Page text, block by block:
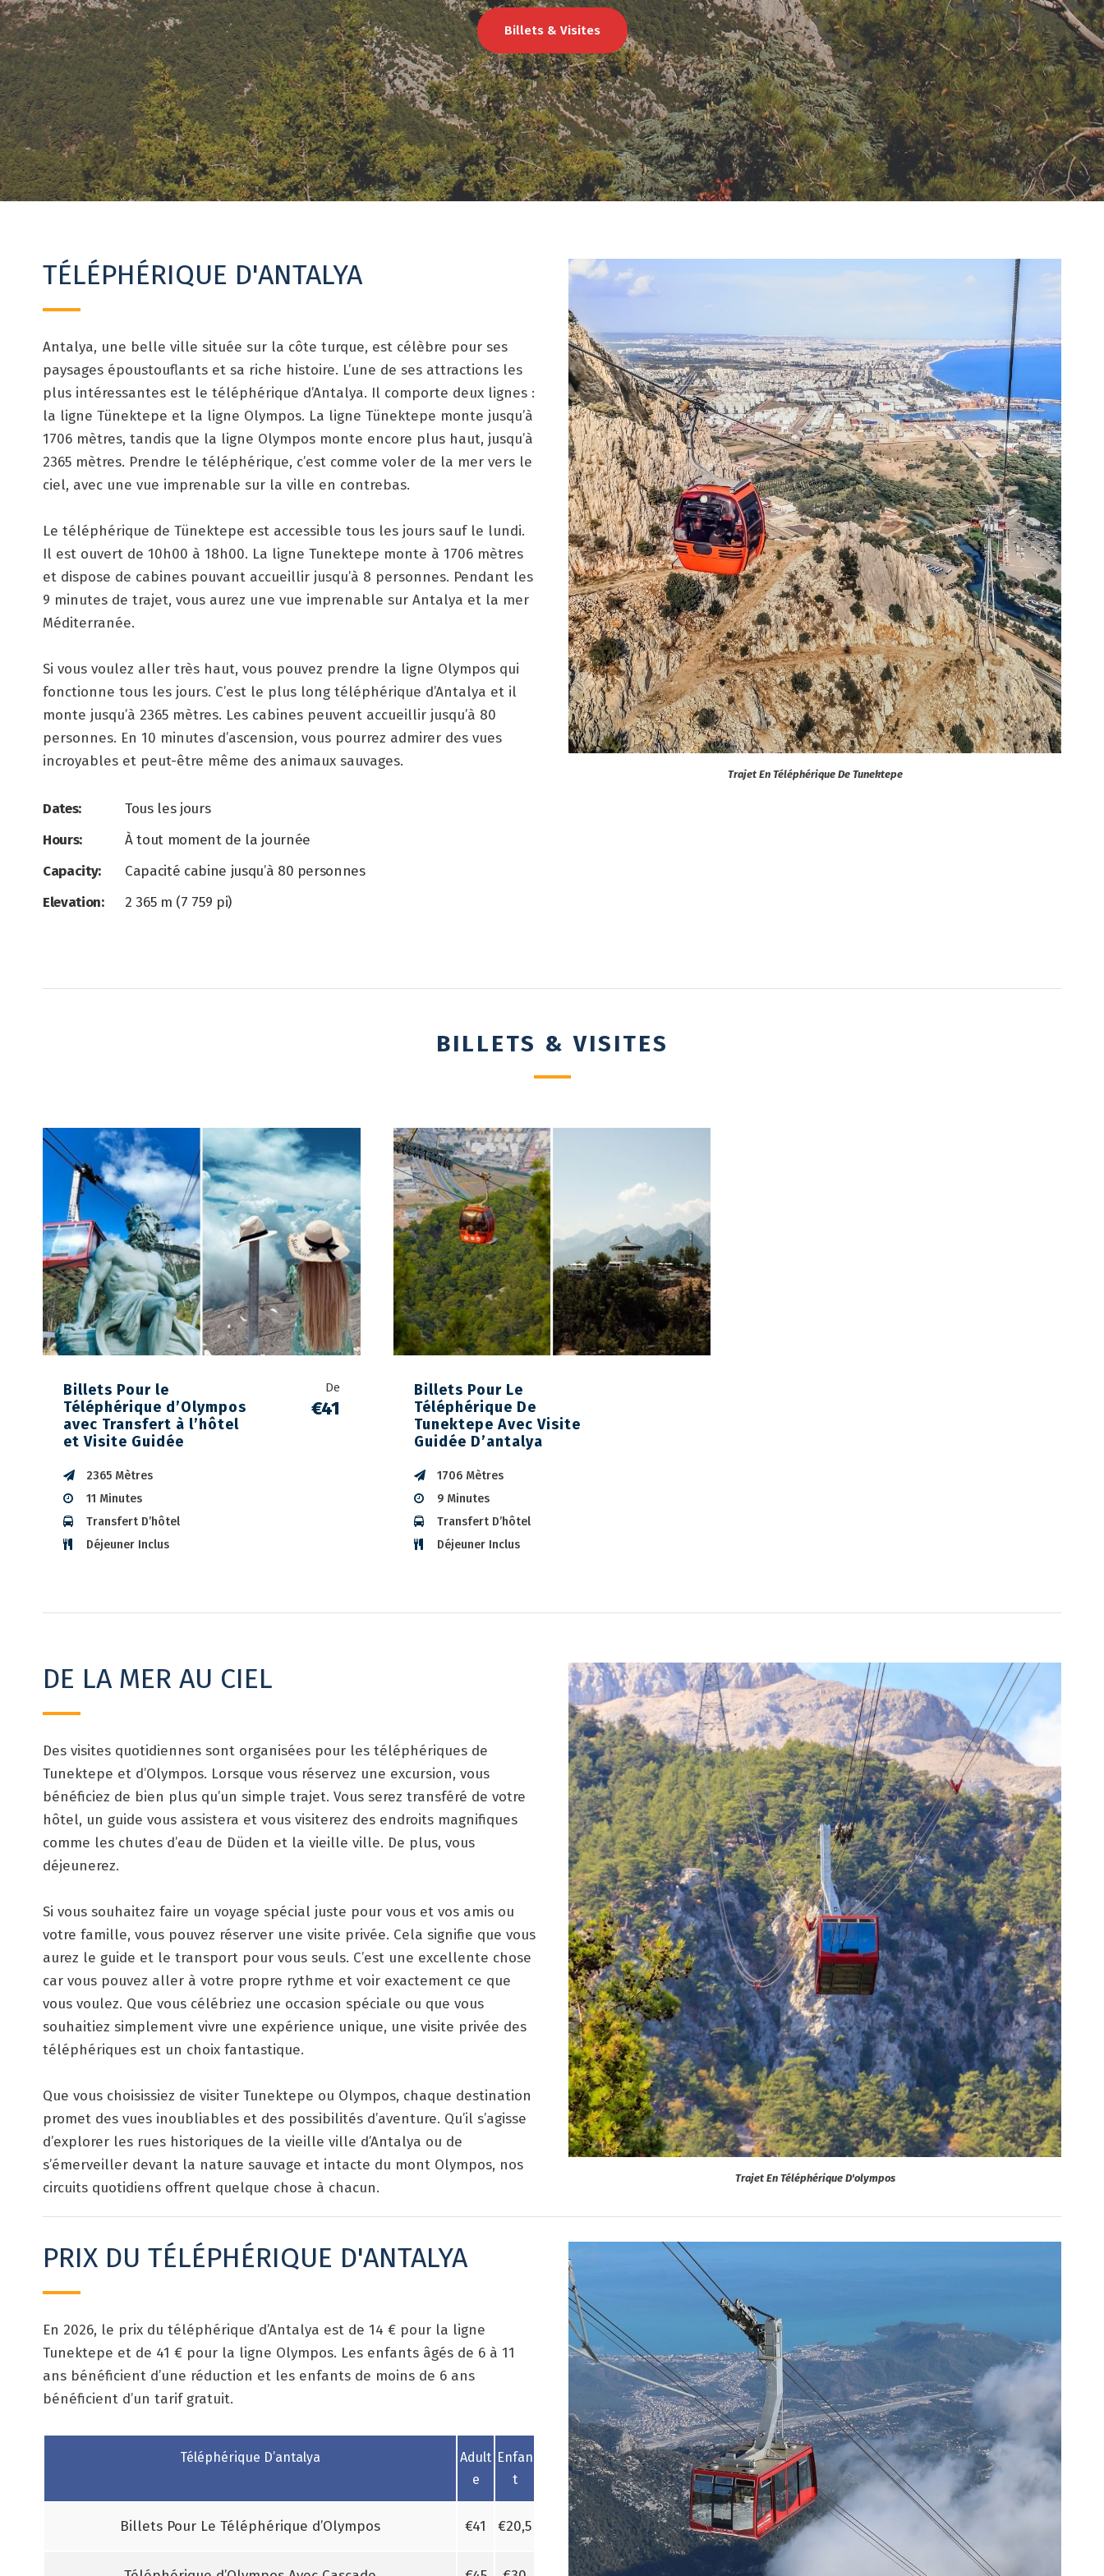
Billets & Visites
TÉLÉPHÉRIQUE D'ANTALYA
Antalya, une belle ville située sur la côte turque, est célèbre pour ses
paysages époustouflants et sa riche histoire. L’une de ses attractions les
plus intéressantes est le téléphérique d’Antalya. Il comporte deux lignes :
la ligne Tünektepe et la ligne Olympos. La ligne Tünektepe monte jusqu’à
1706 mètres, tandis que la ligne Olympos monte encore plus haut, jusqu’à
2365 mètres. Prendre le téléphérique, c’est comme voler de la mer vers le
ciel, avec une vue imprenable sur la ville en contrebas.
Le téléphérique de Tünektepe est accessible tous les jours sauf le lundi.
Il est ouvert de 10h00 à 18h00. La ligne Tunektepe monte à 1706 mètres
et dispose de cabines pouvant accueillir jusqu’à 8 personnes. Pendant les
9 minutes de trajet, vous aurez une vue imprenable sur Antalya et la mer
Méditerranée.
Si vous voulez aller très haut, vous pouvez prendre la ligne Olympos qui
fonctionne tous les jours. C’est le plus long téléphérique d’Antalya et il
monte jusqu’à 2365 mètres. Les cabines peuvent accueillir jusqu’à 80
personnes. En 10 minutes d’ascension, vous pourrez admirer des vues
incroyables et peut-être même des animaux sauvages.
Dates:
Tous les jours
Hours:
À tout moment de la journée
Capacity:
Capacité cabine jusqu’à 80 personnes
Elevation:
2 365 m (7 759 pi)
Trajet En Téléphérique De Tunektepe
BILLETS & VISITES
Billets Pour le
Téléphérique d’Olympos
avec Transfert à l’hôtel
et Visite Guidée
De
€41
2365 Mètres
11 Minutes
Transfert D’hôtel
Déjeuner Inclus
Billets Pour Le
Téléphérique De
Tunektepe Avec Visite
Guidée D’antalya
1706 Mètres
9 Minutes
Transfert D’hôtel
Déjeuner Inclus
DE LA MER AU CIEL
Des visites quotidiennes sont organisées pour les téléphériques de
Tunektepe et d’Olympos. Lorsque vous réservez une excursion, vous
bénéficiez de bien plus qu’un simple trajet. Vous serez transféré de votre
hôtel, un guide vous assistera et vous visiterez des endroits magnifiques
comme les chutes d’eau de Düden et la vieille ville. De plus, vous
déjeunerez.
Si vous souhaitez faire un voyage spécial juste pour vous et vos amis ou
votre famille, vous pouvez réserver une visite privée. Cela signifie que vous
aurez le guide et le transport pour vous seuls. C’est une excellente chose
car vous pouvez aller à votre propre rythme et voir exactement ce que
vous voulez. Que vous célébriez une occasion spéciale ou que vous
souhaitiez simplement vivre une expérience unique, une visite privée des
téléphériques est un choix fantastique.
Que vous choisissiez de visiter Tunektepe ou Olympos, chaque destination
promet des vues inoubliables et des possibilités d’aventure. Qu’il s’agisse
d’explorer les rues historiques de la vieille ville d’Antalya ou de
s’émerveiller devant la nature sauvage et intacte du mont Olympos, nos
circuits quotidiens offrent quelque chose à chacun.
Trajet En Téléphérique D'olympos
PRIX DU TÉLÉPHÉRIQUE D'ANTALYA
En 2026, le prix du téléphérique d’Antalya est de 14 € pour la ligne
Tunektepe et de 41 € pour la ligne Olympos. Les enfants âgés de 6 à 11
ans bénéficient d’une réduction et les enfants de moins de 6 ans
bénéficient d’un tarif gratuit.
Téléphérique D’antalya
Adult
e
Enfan
t
Billets Pour Le Téléphérique d’Olympos €41 €20,5